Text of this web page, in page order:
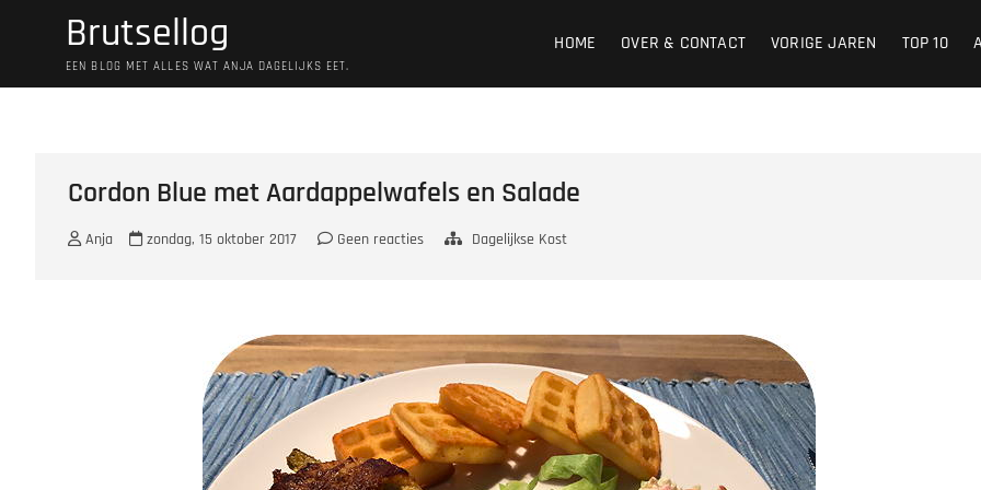
Brutsellog
EEN BLOG MET ALLES WAT ANJA DAGELIJKS EET.
HOME OVER & CONTACT VORIGE JAREN TOP 10
Cordon Blue met Aardappelwafels en Salade
Anja zondag, 15 oktober 2017 Geen reacties Dagelijkse Kost